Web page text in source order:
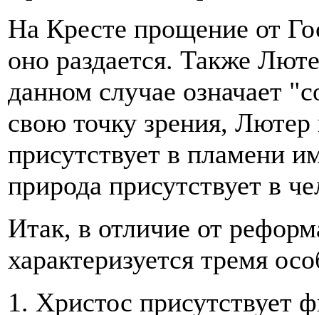
На Кресте прощение от
оно раздается. Также
данном случае означает
свою точку зрения, Лютер
присутствует в пламени
природа присутствует в
Итак, в отличие от
характеризуется тремя
1. Христос присутствует